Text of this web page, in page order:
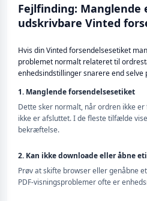
Fejlfinding: Manglende
udskrivbare Vinted
Hvis din Vinted forsendelsesetiket
problemet normalt relateret til
enhedsindstillinger snarere end selve
1. Manglende forsendelsesetiket
Dette sker normalt, når ordren ikke
ikke er afsluttet. I de fleste tilfælde
bekræftelse.
2. Kan ikke downloade eller åbne
Prøv at skifte browser eller genåbne
PDF-visningsproblemer ofte er